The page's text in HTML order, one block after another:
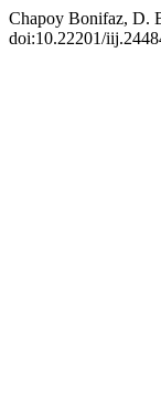
Chapoy Bonifaz, D.
doi:10.22201/